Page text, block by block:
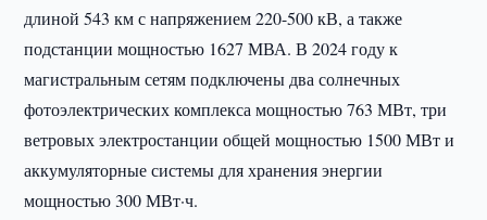
длиной 543 км с напряжением 220-500 кВ, а также
подстанции мощностью 1627 МВА. В 2024 году к
магистральным сетям подключены два солнечных
фотоэлектрических комплекса мощностью 763 МВт, три
ветровых электростанции общей мощностью 1500 МВт и
аккумуляторные системы для хранения энергии
мощностью 300 МВт·ч.